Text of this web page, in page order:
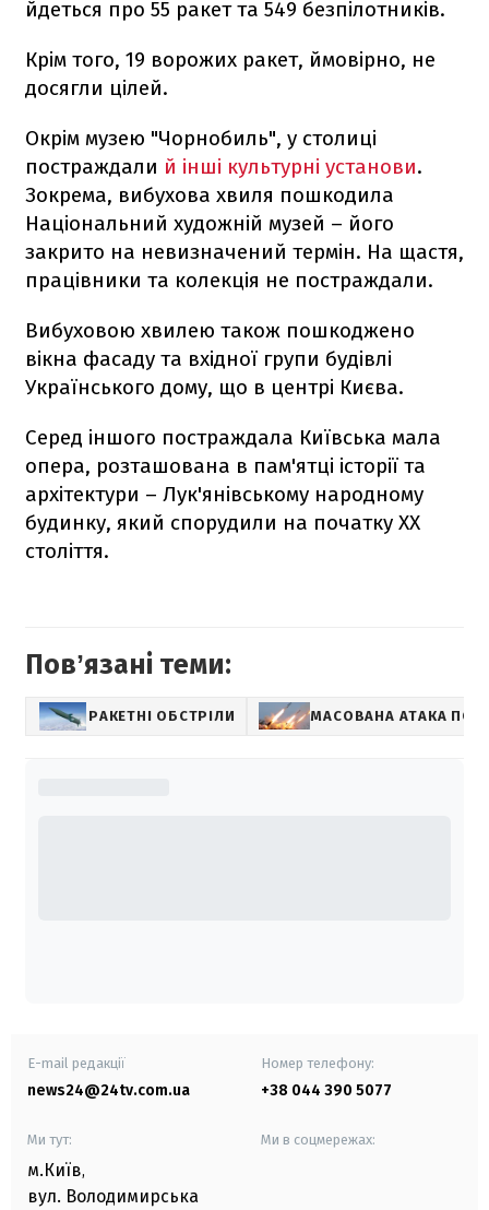
йдеться про 55 ракет та 549 безпілотників.
Крім того, 19 ворожих ракет, ймовірно, не
досягли цілей.
Окрім музею "Чорнобиль", у столиці
постраждали й інші культурні установи.
Зокрема, вибухова хвиля пошкодила
Національний художній музей – його
закрито на невизначений термін. На щастя,
працівники та колекція не постраждали.
Вибуховою хвилею також пошкоджено
вікна фасаду та вхідної групи будівлі
Українського дому, що в центрі Києва.
Серед іншого постраждала Київська мала
опера, розташована в пам'ятці історії та
архітектури – Лук'янівському народному
будинку, який спорудили на початку XX
століття.
Повʼязані теми:
РАКЕТНІ ОБСТРІЛИ МАСОВАНА АТАКА ПО
E-mail редакції
news24@24tv.com.ua
Номер телефону:
+38 044 390 5077
Ми тут:
м.Київ,
вул. Володимирська
Ми в соцмережах: